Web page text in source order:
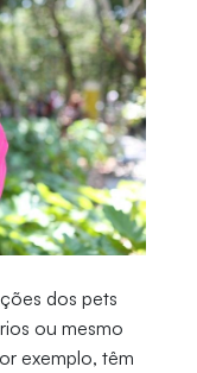
dos pets
ou mesmo
exemplo, têm